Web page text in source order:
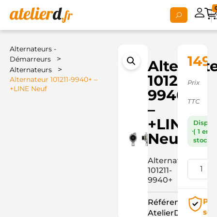
Alternateurs -
Démarreurs
>
Alternateurs >
Alternateur 101211-9940+ –
+LINE Neuf
101211-
9940+
–
+LINE
Neuf
Alternateur
101211-
9940+
Référence
AtelierD
Prix
TTC
( 1 en
stock )